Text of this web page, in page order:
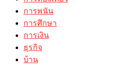
การพนัน
การศึกษา
การเงิน
ธุรกิจ
บ้าน